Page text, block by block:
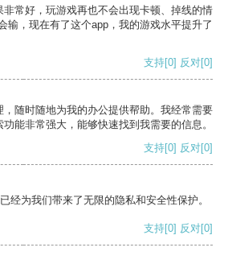
常好，玩游戏再也不会出现卡顿、掉线的情
输，现在有了这个app，我的游戏水平提升了
支持[0] 反对[0]
随时随地为我的办公提供帮助。我经常需要
能非常强大，能够快速找到我需要的信息。
支持[0] 反对[0]
经为我们带来了无限的隐私和安全性保护。
支持[0] 反对[0]